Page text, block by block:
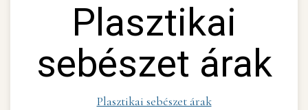
Plasztikai
sebészet árak
Plasztikai sebészet árak